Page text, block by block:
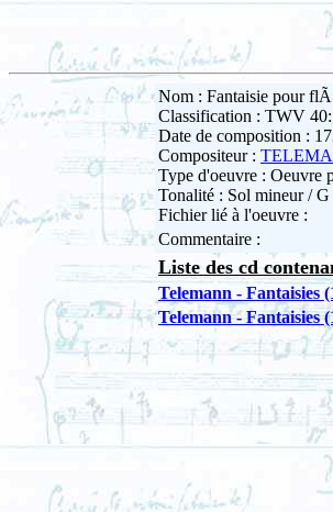
Nom : Fantaisie pour
Classification : TWV
Date de composition :
Compositeur :
Type d'oeuvre : Oeuvre
Tonalité : Sol mineur /
Fichier lié à l'oeuvre :
Commentaire :
Liste des cd
Telemann - Fantaisies
Telemann - Fantaisies